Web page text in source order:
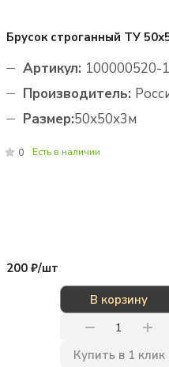
Брусок строганный ТУ
Артикул: 100000520-
Производитель:
Размер:50х50х3м
0 Есть в наличии
200 ₽/шт
В корзину
Купить в 1 клик